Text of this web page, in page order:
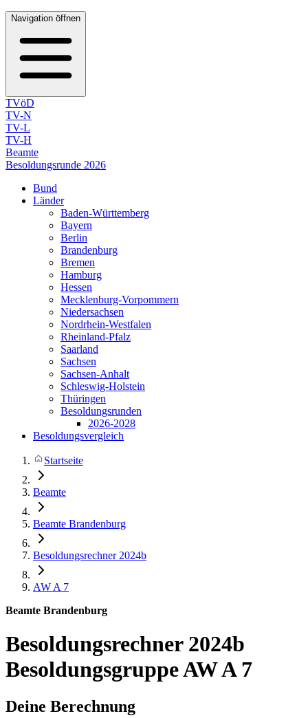
Navigation öffnen
TVöD
TV-N
TV-L
TV-H
Beamte
Besoldungsrunde 2026
Bund
Länder
Baden-Württemberg
Bayern
Berlin
Brandenburg
Bremen
Hamburg
Hessen
Mecklenburg-Vorpommern
Niedersachsen
Nordrhein-Westfalen
Rheinland-Pfalz
Saarland
Sachsen
Sachsen-Anhalt
Schleswig-Holstein
Thüringen
Besoldungsrunden
2026-2028
Besoldungsvergleich
Startseite
Beamte
Beamte Brandenburg
Besoldungsrechner 2024b
AW A 7
Beamte Brandenburg
Besoldungsrechner 2024b
Besoldungsgruppe AW A 7
Deine Berechnung